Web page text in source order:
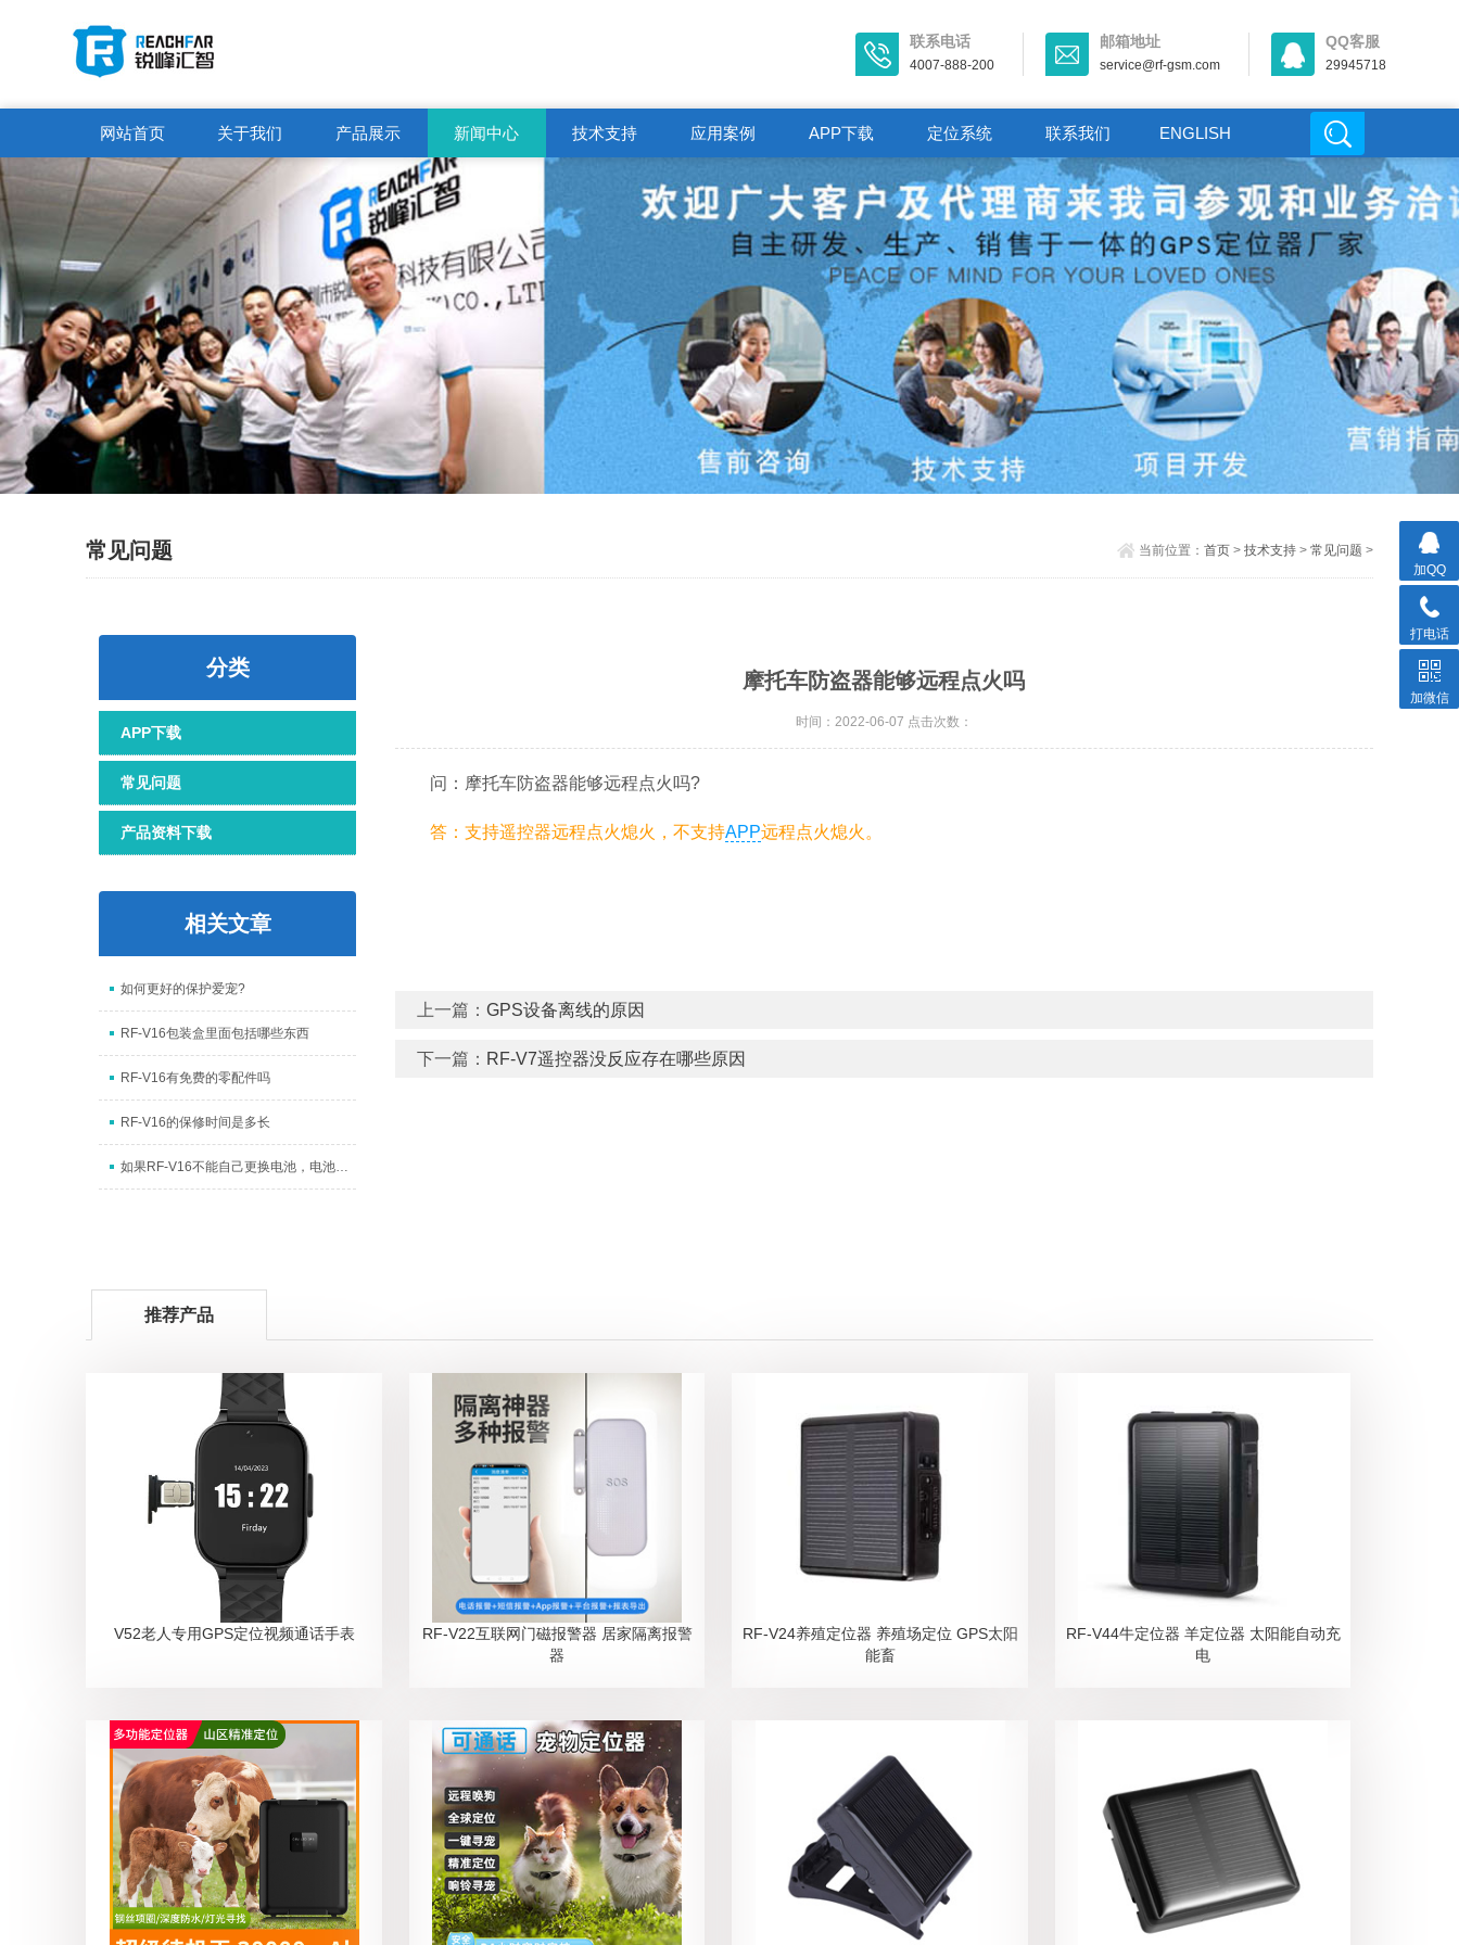
联系电话
4007-888-200
邮箱地址
service@rf-gsm.com
QQ客服
29945718
网站首页 关于我们 产品展示 新闻中心 技术支持 应用案例 APP下载 定位系统 联系我们 ENGLISH
常见问题 当前位置： 首页> 技术支持> 常见问题 >
分类
APP下载
常见问题
产品资料下载
相关文章
如何更好的保护爱宠?
RF-V16包装盒里面包括哪些东西
RF-V16有免费的零配件吗
RF-V16的保修时间是多长
如果RF-V16不能自己更换电池，电池的使用
摩托车防盗器能够远程点火吗
时间：2022-06-07 点击次数：
问：摩托车防盗器能够远程点火吗?
答：支持遥控器远程点火熄火，不支持APP远程点火熄火。
上一篇： GPS设备离线的原因
下一篇： RF-V7遥控器没反应存在哪些原因
推荐产品
V52老人专用GPS定位视频通话手表
RF-V22互联网门磁报警器 居家隔离报警
器
RF-V24养殖定位器 养殖场定位 GPS太阳
能畜
RF-V44牛定位器 羊定位器 太阳能自动充
电
加QQ
打电话
加微信